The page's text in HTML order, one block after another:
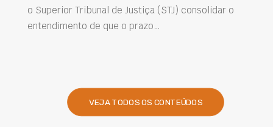
de Justiça (STJ) consolidar o
de que o prazo…
intervenções
VEJA TODOS OS CONTEÚDOS